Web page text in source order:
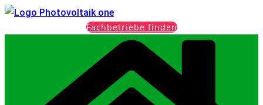
Fachbetriebe finden